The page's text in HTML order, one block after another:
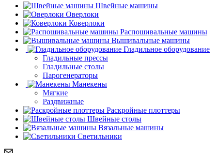
Швейные машины
Оверлоки
Коверлоки
Распошивальные машины
Вышивальные машины
Гладильное оборудование
Гладильные прессы
Гладильные столы
Парогенераторы
Манекены
Мягкие
Раздвижные
Раскройные плоттеры
Швейные столы
Вязальные машины
Светильники